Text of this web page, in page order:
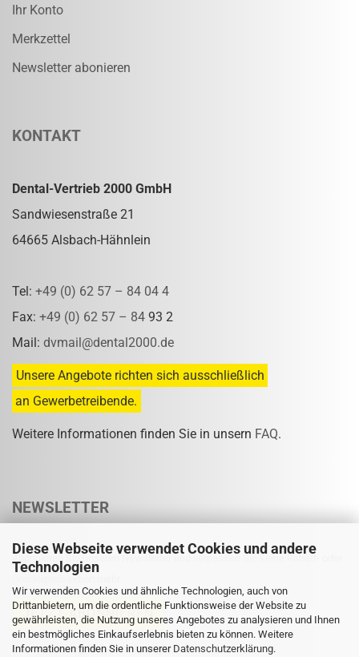
Diese Webseite verwendet Cookies und andere
Technologien
Wir verwenden Cookies und ähnliche Technologien, auch von
Drittanbietern, um die ordentliche Funktionsweise der Website zu
gewährleisten, die Nutzung unseres Angebotes zu analysieren und Ihnen
ein bestmögliches Einkaufserlebnis bieten zu können. Weitere
Informationen finden Sie in unserer Datenschutzerklärung.
Ihr Konto
Merkzettel
Newsletter abonieren
KONTAKT
Dental-Vertrieb 2000 GmbH
Sandwiesenstraße 21
64665 Alsbach-Hähnlein
Tel: +49 (0) 62 57 – 84 04 4
Fax: +49 (0) 62 57 – 84 93 2
Mail: dvmail@dental2000.de
Unsere Angebote richten sich ausschließlich
an Gewerbetreibende.
Weitere Informationen finden Sie in unsern FAQ.
NEWSLETTER
Abonnieren Sie unseren Newsletter und verpassen Sie keine Rabatt- oder
Sonderpreisaktion mehr.
Eine Abmeldung ist jederzeit möglich.